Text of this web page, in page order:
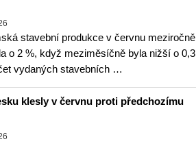
stavební produkce v červnu meziročně
o 2 %, když meziměsíčně byla nižší o 0,3
vydaných stavebních …
klesly v červnu proti předchozímu